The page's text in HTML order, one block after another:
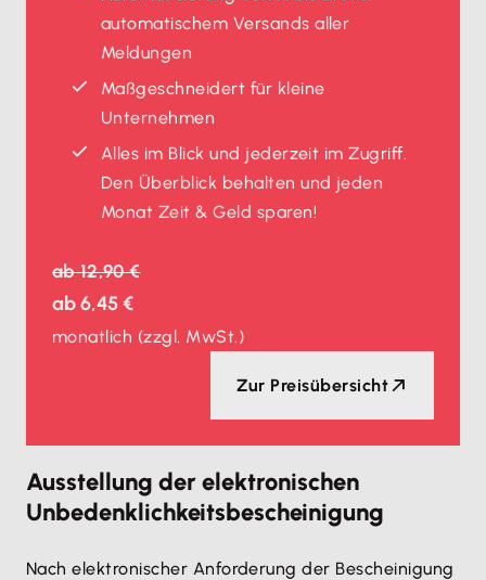
automatischem Versands aller
Meldungen
Maßgeschneidert für kleine
Unternehmen
Alles im Blick und jederzeit im Zugriff.
Den Überblick behalten und jeden
Monat Zeit & Geld sparen!
ab12,90 €
ab6,45 €
monatlich (zzgl. MwSt.)
Zur Preisübersicht
Ausstellung der elektronischen
Unbedenklichkeitsbescheinigung
Nach elektronischer Anforderung der Bescheinigung